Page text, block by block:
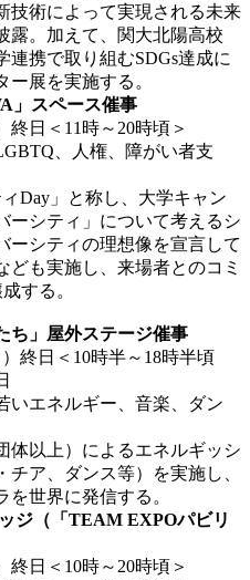
技術によって実現される未来
露。加えて、関大北陽高校
連携で取り組むSDGs達成に
展を実施する。
」スペース催事
終日＜11時～20時頃＞
、人権、障がい者支
Day」と称し、大学キャン
ーシティ」について考えるシ
ーシティの理想像を宣言して
ども実施し、来場者とのコミ
する。
」屋外ステージ催事
終日＜10時半～18時半頃
いエネルギー、音楽、ダン
体以上）によるエネルギッシ
チア、ダンス等）を実施し、
世界に発信する。
ジ（「TEAM EXPOパビリ
終日＜10時～20時頃＞